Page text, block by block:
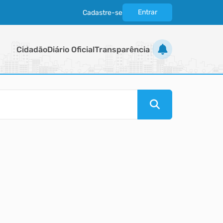
Cadastre-se Entrar
CidadãoDiário OficialTransparência